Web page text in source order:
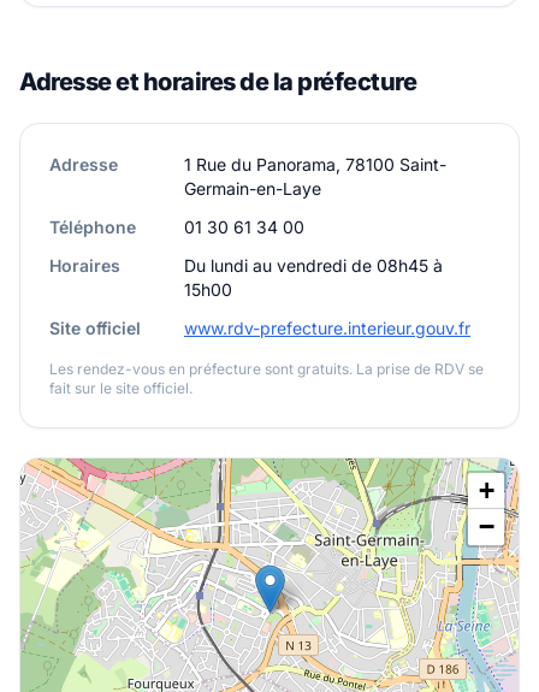
Adresse et horaires de la préfecture
Adresse
1 Rue du Panorama, 78100 Saint-
Germain-en-Laye
Téléphone
01 30 61 34 00
Horaires
Du lundi au vendredi de 08h45 à
15h00
Site officiel
www.rdv-prefecture.interieur.gouv.fr
Les rendez-vous en préfecture sont gratuits. La prise de RDV se
fait sur le site officiel.
+
−